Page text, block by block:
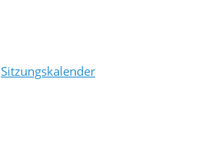
Sitzungskalender